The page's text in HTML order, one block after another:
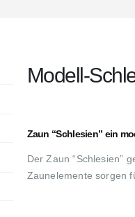
Modell-
Zaun “Schlesien” ein
Der Zaun “Schlesien”
Zaunelemente sorgen